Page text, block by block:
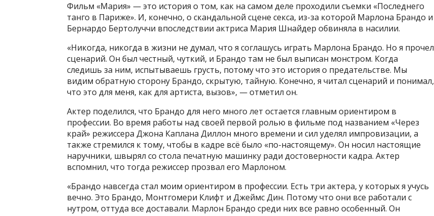
Фильм «Мария» — это история о том, как на самом деле проходили съемки «Последнего
танго в Париже». И, конечно, о скандальной сцене секса, из-за которой Марлона Брандо и
Бернардо Бертолуччи впоследствии актриса Мария Шнайдер обвиняла в насилии.
«Никогда, никогда в жизни не думал, что я соглашусь играть Марлона Брандо. Но я прочел
сценарий. Он был честный, чуткий, и Брандо там не был выписан монстром. Когда
следишь за ним, испытываешь грусть, потому что это история о предательстве. Мы
видим обратную сторону Брандо, скрытую, тайную. Конечно, я читал сценарий и понимал,
что это для меня, как для артиста, вызов», — отметил он.
Актер поделился, что Брандо для него много лет остается главным ориентиром в
профессии. Во время работы над своей первой ролью в фильме под названием «Через
край» режиссера Джона Каплана Диллон много времени и сил уделял импровизации, а
также стремился к тому, чтобы в кадре всё было «по-настоящему». Он носил настоящие
наручники, швырял со стола печатную машинку ради достоверности кадра. Актер
вспомнил, что тогда режиссер прозвал его Марлоном.
«Брандо навсегда стал моим ориентиром в профессии. Есть три актера, у которых я учусь
вечно. Это Брандо, Монтгомери Клифт и Джеймс Дин. Потому что они все работали с
нутром, оттуда все доставали. Марлон Брандо среди них все равно особенный. Он